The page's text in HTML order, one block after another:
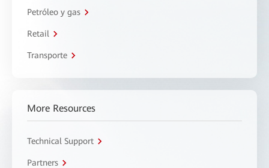
Petróleo y gas
Retail
Transporte
More Resources
Technical Support
Partners